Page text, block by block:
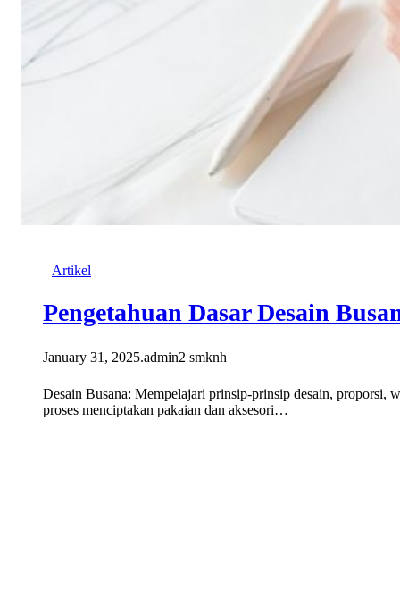
Artikel
Pengetahuan Dasar Desain
January 31, 2025.admin2 smknh
Desain Busana: Mempelajari prinsip-prinsip desain, proporsi,
proses menciptakan pakaian dan aksesori…